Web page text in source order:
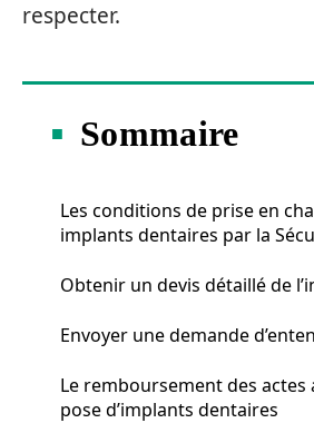
respecter.
Sommaire
Les conditions de prise en
implants dentaires par la
Obtenir un devis détaillé de
Envoyer une demande
Le remboursement des actes
pose d’implants dentaires